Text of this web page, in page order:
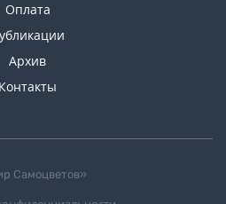
Оплата
Архив
Контакты
Самоцветов»